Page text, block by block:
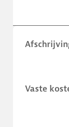
Vaste